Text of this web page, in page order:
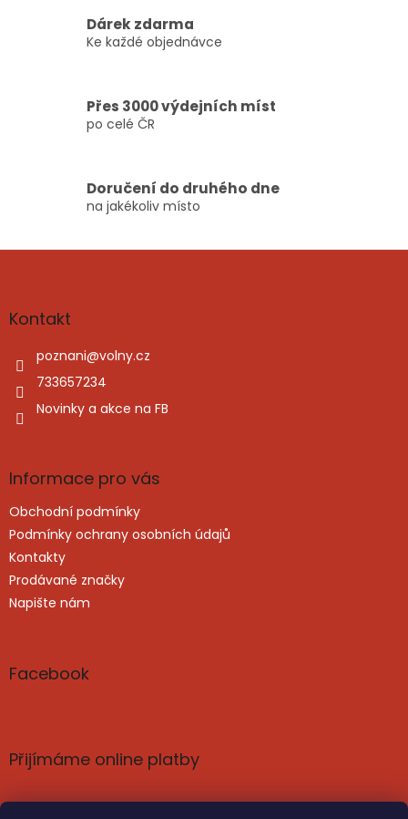
y
p
i
Dárek zdarma
Ke každé objednávce
Přes 3000 výdejních míst
po celé ČR
Doručení do druhého dne
na jakékoliv místo
Z
aKontakt
poznani@volny.cz
733657234
Novinky a akce na FB
Informace pro vás
Obchodní podmínky
Podmínky ochrany osobních údajů
Kontakty
Prodávané značky
Napište nám
Facebook
Přijímáme online platby